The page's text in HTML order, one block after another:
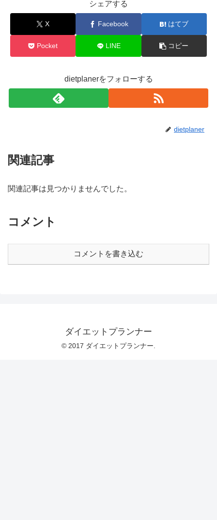
シェアする
X Facebook はてブ
Pocket LINE コピー
dietplanerをフォローする
dietplaner
関連記事
関連記事は見つかりませんでした。
コメント
コメントを書き込む
ダイエットプランナー
© 2017 ダイエットプランナー.